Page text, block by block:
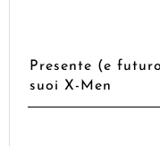
Presente (e
suoi X-Men